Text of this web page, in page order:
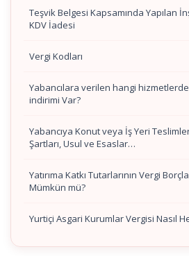
Teşvik Belgesi Kapsamında Yapılan
KDV İadesi
Vergi Kodları
Yabancılara verilen hangi
indirimi Var?
Yabancıya Konut veya İş Yeri
Şartları, Usul ve Esaslar…
Yatırıma Katkı Tutarlarının Vergi
Mümkün mü?
Yurtiçi Asgari Kurumlar Vergisi Nasıl